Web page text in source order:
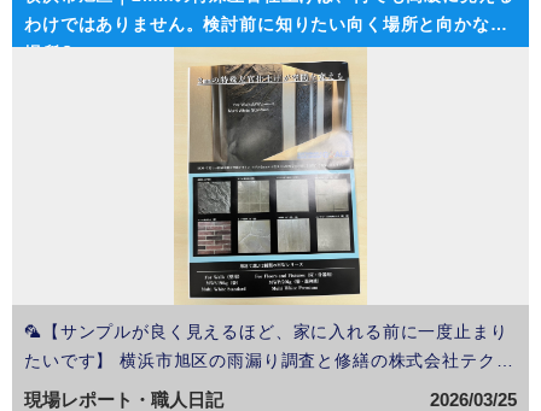
わけではありません。検討前に知りたい向く場所と向かない
場所🦜
🦜【サンプルが良く見えるほど、家に入れる前に一度止まり
たいです】 横浜市旭区の雨漏り調査と修繕の株式会社テクア
ートです👨‍🎨 サンプルを見ると、正直どれも良く見えま
現場レポート・職人日記 2026/03/25